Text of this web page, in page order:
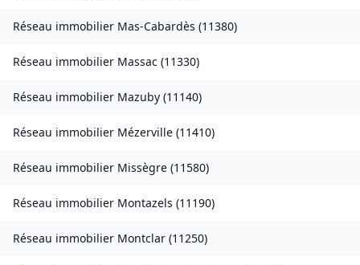
Réseau immobilier Mas-Cabardès (11380)
Réseau immobilier Massac (11330)
Réseau immobilier Mazuby (11140)
Réseau immobilier Mézerville (11410)
Réseau immobilier Missègre (11580)
Réseau immobilier Montazels (11190)
Réseau immobilier Montclar (11250)